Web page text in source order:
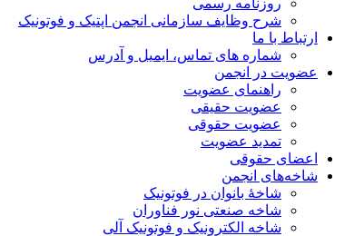
روزنامه رسمی
شرح وظایف سازمانی انجمن اپتیک و فوتونیک
ارتباط با ما
شماره های تماس، ایمیل و آدرس
عضویت در انجمن
راهنمای عضویت
عضویت حقیقی
عضویت حقوقی
تمدید عضویت
اعضای حقوقی
شاخه‌های انجمن
شاخۀ بانوان در فوتونیک
شاخه صنعتی نور فناوران
شاخه‌ الکترونیک و فوتونیک آلی